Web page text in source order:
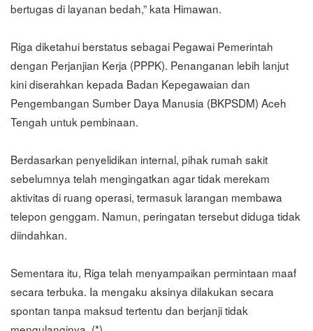
bertugas di layanan bedah,” kata Himawan.
Riga diketahui berstatus sebagai Pegawai Pemerintah
dengan Perjanjian Kerja (PPPK). Penanganan lebih lanjut
kini diserahkan kepada Badan Kepegawaian dan
Pengembangan Sumber Daya Manusia (BKPSDM) Aceh
Tengah untuk pembinaan.
Berdasarkan penyelidikan internal, pihak rumah sakit
sebelumnya telah mengingatkan agar tidak merekam
aktivitas di ruang operasi, termasuk larangan membawa
telepon genggam. Namun, peringatan tersebut diduga tidak
diindahkan.
Sementara itu, Riga telah menyampaikan permintaan maaf
secara terbuka. Ia mengaku aksinya dilakukan secara
spontan tanpa maksud tertentu dan berjanji tidak